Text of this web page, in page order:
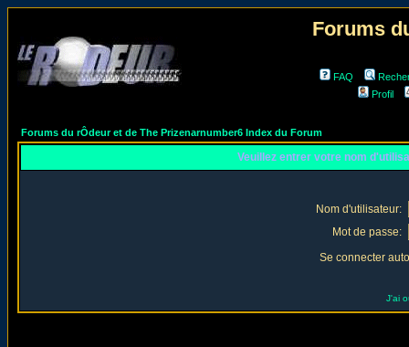
Forums
FAQ
Profil
Forums du rÔdeur et de The Prizenarnumber6 Index du Forum
Veuillez entrer votre nom
Nom d'utilisateur:
Mot de passe:
Se connecter
J'ai